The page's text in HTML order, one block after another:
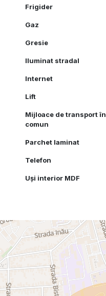
Frigider
Gaz
Gresie
Iluminat stradal
Internet
Lift
Mijloace de transport în
comun
Parchet laminat
Telefon
Uși interior MDF